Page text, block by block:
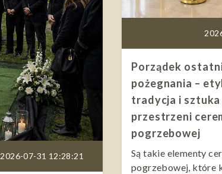
2026-07-31 12:28:21
Porządek
pożegnania –
tradycja i
przestrzeni
pogrzebowej
Są takie elementy
pogrzebowej, które